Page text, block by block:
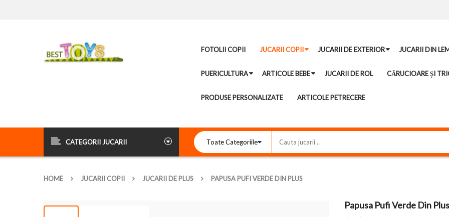
FOTOLII COPII JUCARII COPII JUCARII DE EXTERIOR JUCARII DIN
PUERICULTURA ARTICOLE BEBE JUCARII DE ROL CĂRUCIOARE ȘI
PRODUSE PERSONALIZATE ARTICOLE PETRECERE
CATEGORII JUCARII
HOME JUCARII COPII JUCARII DE PLUS PAPUSA PUFI VERDE DIN PLUS
Papusa Pufi Verde Din Plus